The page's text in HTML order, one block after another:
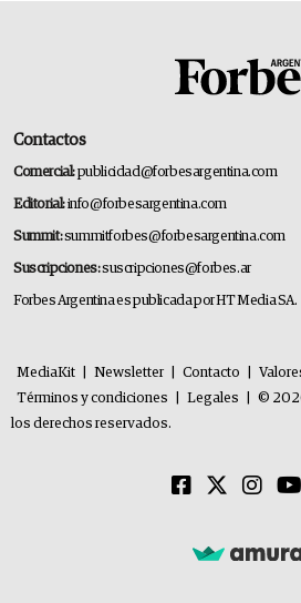
Contactos
Comercial:publicidad@forbesargentina.com
Editorial:info@forbesargentina.com
Summit:summitforbes@forbesargentina.com
Suscripciones:suscripciones@forbes.ar
Forbes Argentina es publicada por HT Media SA.
MediaKit Newsletter Contacto
Términos y condiciones
Legales
©
los derechos reservados.